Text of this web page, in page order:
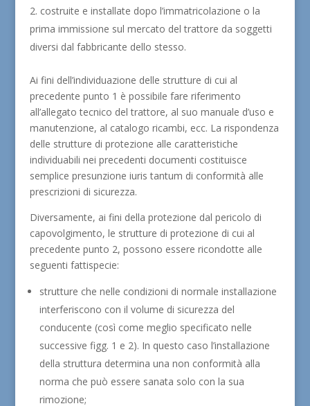
costruite e installate dopo l’immatricolazione o la
prima immissione sul mercato del trattore da soggetti
diversi dal fabbricante dello stesso.
Ai fini dell’individuazione delle strutture di cui al
precedente punto 1 è possibile fare riferimento
all’allegato tecnico del trattore, al suo manuale d’uso e
manutenzione, al catalogo ricambi, ecc. La rispondenza
delle strutture di protezione alle caratteristiche
individuabili nei precedenti documenti costituisce
semplice presunzione iuris tantum di conformità alle
prescrizioni di sicurezza.
Diversamente, ai fini della protezione dal pericolo di
capovolgimento, le strutture di protezione di cui al
precedente punto 2, possono essere ricondotte alle
seguenti fattispecie:
strutture che nelle condizioni di normale installazione
interferiscono con il volume di sicurezza del
conducente (così come meglio specificato nelle
successive figg. 1 e 2). In questo caso l’installazione
della struttura determina una non conformità alla
norma che può essere sanata solo con la sua
rimozione;